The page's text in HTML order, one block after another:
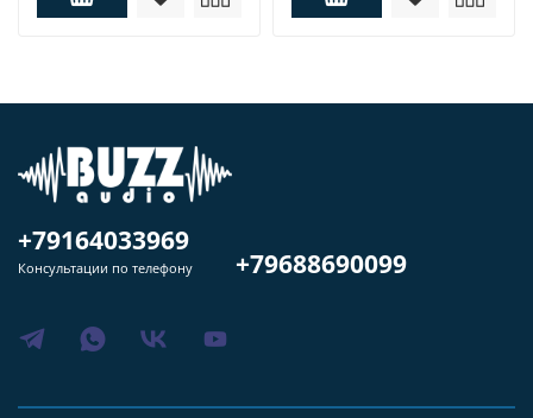
+79164033969
Консультации по телефону +79688690099